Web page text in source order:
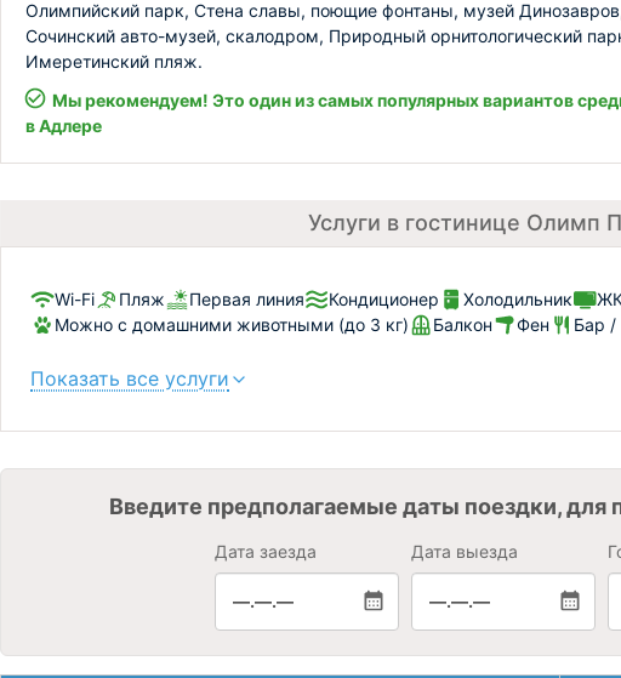
Олимпийский парк, Стена славы, поющие фонтаны, музей
Сочинский авто-музей, скалодром, Природный орнитологический
Имеретинский пляж.
Мы рекомендуем! Это один из самых популярных вариантов
в Адлере
Услуги в гостинице Олимп
Wi-Fi Пляж Первая линия Кондиционер Холодильник
Можно с домашними животными (до 3 кг)
Балкон Фен Бар /
Показать все услуги
Введите предполагаемые даты поездки, для
Дата заезда
—.—.—
Дата выезда
—.—.—